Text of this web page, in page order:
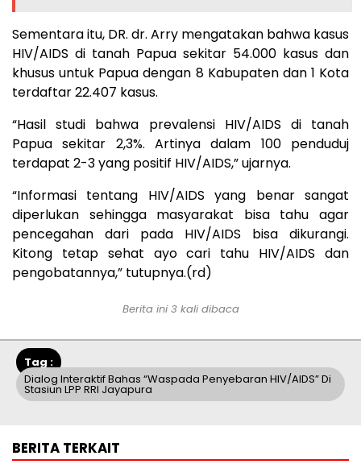
Sementara itu, DR. dr. Arry mengatakan bahwa kasus
HIV/AIDS di tanah Papua sekitar 54.000 kasus dan
khusus untuk Papua dengan 8 Kabupaten dan 1 Kota
terdaftar 22.407 kasus.
“Hasil studi bahwa prevalensi HIV/AIDS di tanah
Papua sekitar 2,3%. Artinya dalam 100 penduduj
terdapat 2-3 yang positif HIV/AIDS,” ujarnya.
“Informasi tentang HIV/AIDS yang benar sangat
diperlukan sehingga masyarakat bisa tahu agar
pencegahan dari pada HIV/AIDS bisa dikurangi.
Kitong tetap sehat ayo cari tahu HIV/AIDS dan
pengobatannya,” tutupnya.(rd)
Berita ini 3 kali dibaca
Tag :
Dialog Interaktif Bahas “Waspada Penyebaran HIV/AIDS” Di
Stasiun LPP RRI Jayapura
BERITA TERKAIT